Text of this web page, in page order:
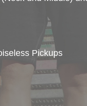
Pickups